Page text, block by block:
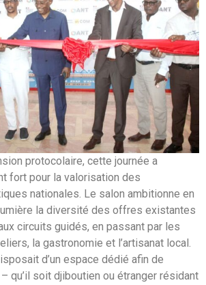
protocolaire, cette journée a
fort pour la valorisation des
nationales. Le salon ambitionne en
la diversité des offres existantes
circuits guidés, en passant par les
la gastronomie et l’artisanat local.
d’un espace dédié afin de
qu’il soit djiboutien ou étranger résidant